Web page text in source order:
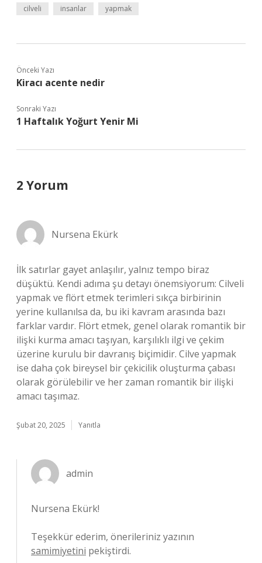
cilveli insanlar yapmak
Önceki Yazı
Kiracı acente nedir
Sonraki Yazı
1 Haftalık Yoğurt Yenir Mi
2 Yorum
Nursena Ekürk
İlk satırlar gayet anlaşılır, yalnız tempo biraz
düşüktü. Kendi adıma şu detayı önemsiyorum: Cilveli
yapmak ve flört etmek terimleri sıkça birbirinin
yerine kullanılsa da, bu iki kavram arasında bazı
farklar vardır. Flört etmek, genel olarak romantik bir
ilişki kurma amacı taşıyan, karşılıklı ilgi ve çekim
üzerine kurulu bir davranış biçimidir. Cilve yapmak
ise daha çok bireysel bir çekicilik oluşturma çabası
olarak görülebilir ve her zaman romantik bir ilişki
amacı taşımaz.
Şubat 20, 2025 Yanıtla
admin
Nursena Ekürk!
Teşekkür ederim, önerileriniz yazının
samimiyetini pekiştirdi.